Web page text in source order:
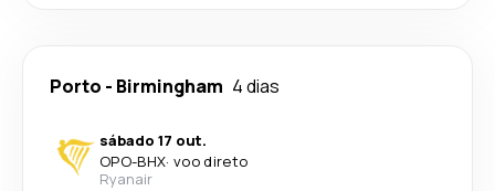
Porto - Birmingham 4 dias
sábado 17 out.
OPO-BHX· voo direto
Ryanair